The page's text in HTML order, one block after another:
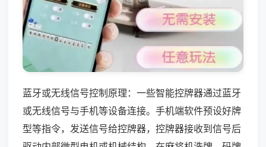
蓝牙或无线信号控制原理：一些智能控牌器通过蓝牙
或无线信号与手机等设备连接。手机端软件预设好牌
型等指令，发送信号给控牌器，控牌器接收到信号后